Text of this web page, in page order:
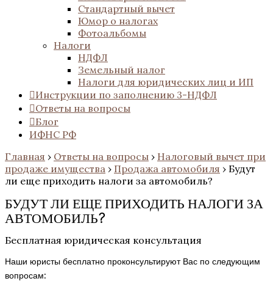
Стандартный вычет
Юмор о налогах
Фотоальбомы
Налоги
НДФЛ
Земельный налог
Налоги для юридических лиц и ИП
Инструкции по заполнению 3-НДФЛ
Ответы на вопросы
Блог
ИФНС РФ
Главная › Ответы на вопросы › Налоговый вычет при
продаже имущества › Продажа автомобиля › Будут
ли еще приходить налоги за автомобиль?
БУДУТ ЛИ ЕЩЕ ПРИХОДИТЬ НАЛОГИ ЗА
АВТОМОБИЛЬ?
Бесплатная юридическая консультация
Наши юристы бесплатно проконсультируют Вас по следующим
вопросам: